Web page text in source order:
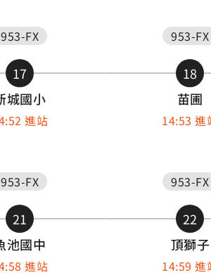
953-FX
17
城國小
進站
953-FX
18
苗圃
14:53 進
953-FX
21
池國中
進站
953-FX
22
頂獅子
14:59 進